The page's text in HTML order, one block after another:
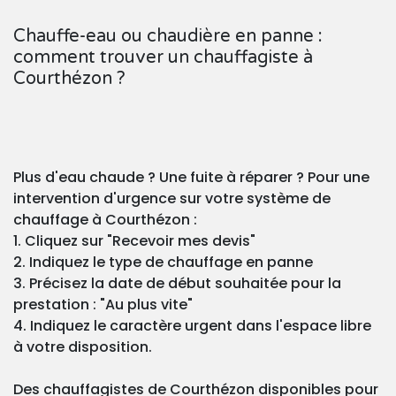
Chauffe-eau ou chaudière en panne :
comment trouver un chauffagiste à
Courthézon ?
Plus d'eau chaude ? Une fuite à réparer ? Pour une
intervention d'urgence sur votre système de
chauffage à Courthézon :
1. Cliquez sur "Recevoir mes devis"
2. Indiquez le type de chauffage en panne
3. Précisez la date de début souhaitée pour la
prestation : "Au plus vite"
4. Indiquez le caractère urgent dans l'espace libre
à votre disposition.
Des chauffagistes de Courthézon disponibles pour